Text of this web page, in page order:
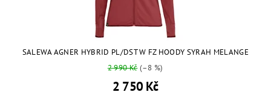
SALEWA AGNER HYBRID PL/DST W FZ HOODY SYRAH MELANGE
2 990 Kč(–8 %)
2 750 Kč